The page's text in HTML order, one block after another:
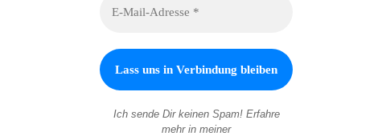
Ich sende Dir keinen Spam! Erfahre
mehr in meiner